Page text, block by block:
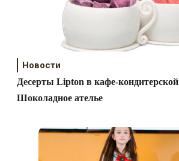
Новости
Десерты Lipton в кафе-кондитерской
Шоколадное ателье